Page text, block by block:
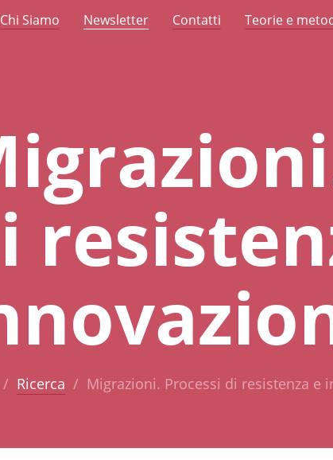
Chi Siamo Newsletter Contatti Teorie e
Ricerca Migrazioni. Processi di resistenza e